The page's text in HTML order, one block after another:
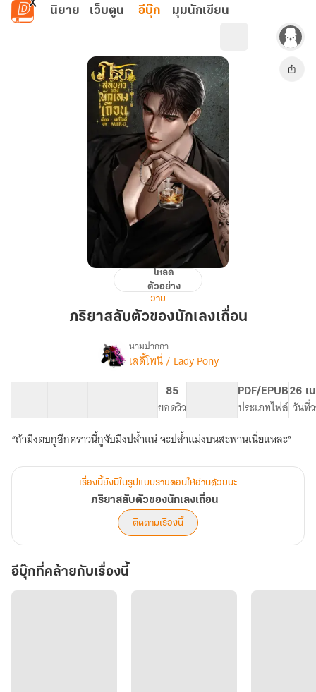
ข้ามไปยังเนื้อหาหลัก
นิยาย เว็บตูน อีบุ๊ก มุมนักเขียน
ภริยา
ตัว
นักเลง
เถื่อน
โหลด
ตัวอย่าง
วาย
ภริยาสลับตัวของนักเลงเถื่อน
เรื่อง
สลับ
ตัว
ของ
นักเลง
เถื่อน
นามปากกา
เลดี้โพนี่ / Lady Pony
85
ยอดวิว
PDF/EPUB
ประเภทไฟล์
26 เ
วันที่
“ถ้ามึงตบกูอีกคราวนี้กูจับมึงปล้ำแน่ จะปล้ำแม่งบนสะพานเนี่ยแหละ”
เรื่องนี้ยังมีในรูปแบบรายตอนให้อ่านด้วยนะ
ภริยาสลับตัวของนักเลงเถื่อน
ติดตามเรื่องนี้
อีบุ๊กที่คล้ายกับเรื่องนี้